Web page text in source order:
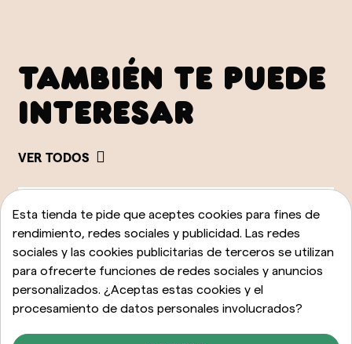
TAMBIÉN TE PUEDE
INTERESAR
VER TODOS
Esta tienda te pide que aceptes cookies para fines de
rendimiento, redes sociales y publicidad. Las redes
sociales y las cookies publicitarias de terceros se utilizan
para ofrecerte funciones de redes sociales y anuncios
personalizados. ¿Aceptas estas cookies y el
procesamiento de datos personales involucrados?